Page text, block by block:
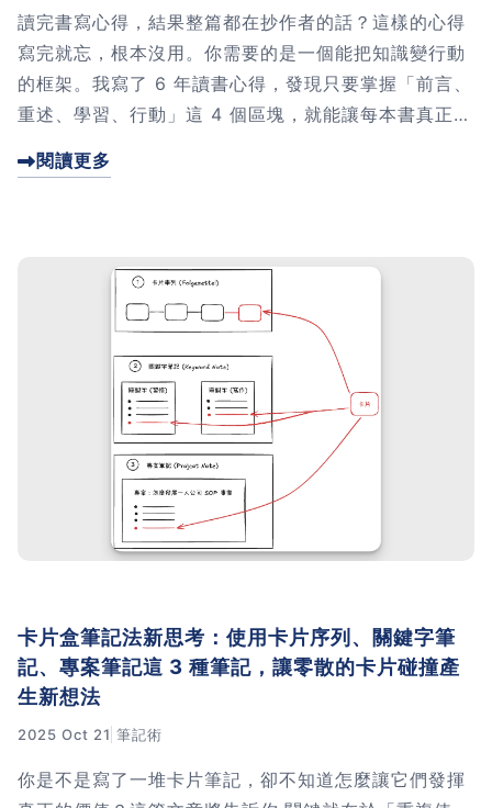
讀完書寫心得，結果整篇都在抄作者的話？這樣的心得
寫完就忘，根本沒用。你需要的是一個能把知識變行動
的框架。我寫了 6 年讀書心得，發現只要掌握「前言、
重述、學習、行動」這 4 個區塊，就能讓每本書真正改
架，讓讀書真正產生價值！
閱讀更多
卡片盒筆記法新思考：使用卡片序列、關鍵字筆
記、專案筆記這 3 種筆記，讓零散的卡片碰撞產
生新想法
2025 Oct 21 筆記術
你是不是寫了一堆卡片筆記，卻不知道怎麼讓它們發揮